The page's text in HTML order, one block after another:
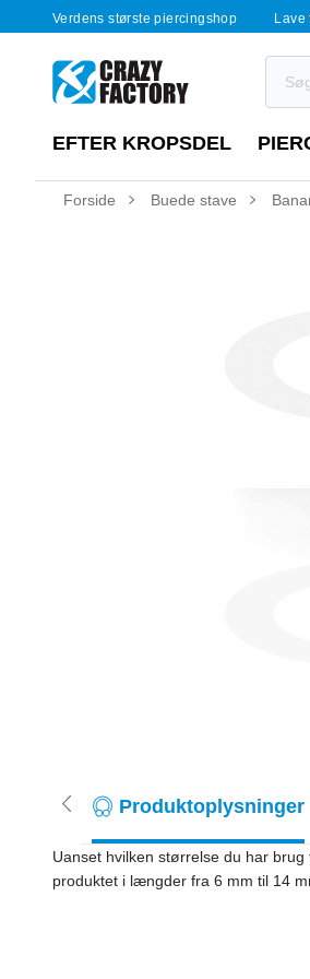
Verdens største piercingshop Lave
EFTER KROPSDEL
Forside Buede stave
Produktoplysninger
Uanset hvilken størrelse du har
produktet i længder fra 6 mm til 14